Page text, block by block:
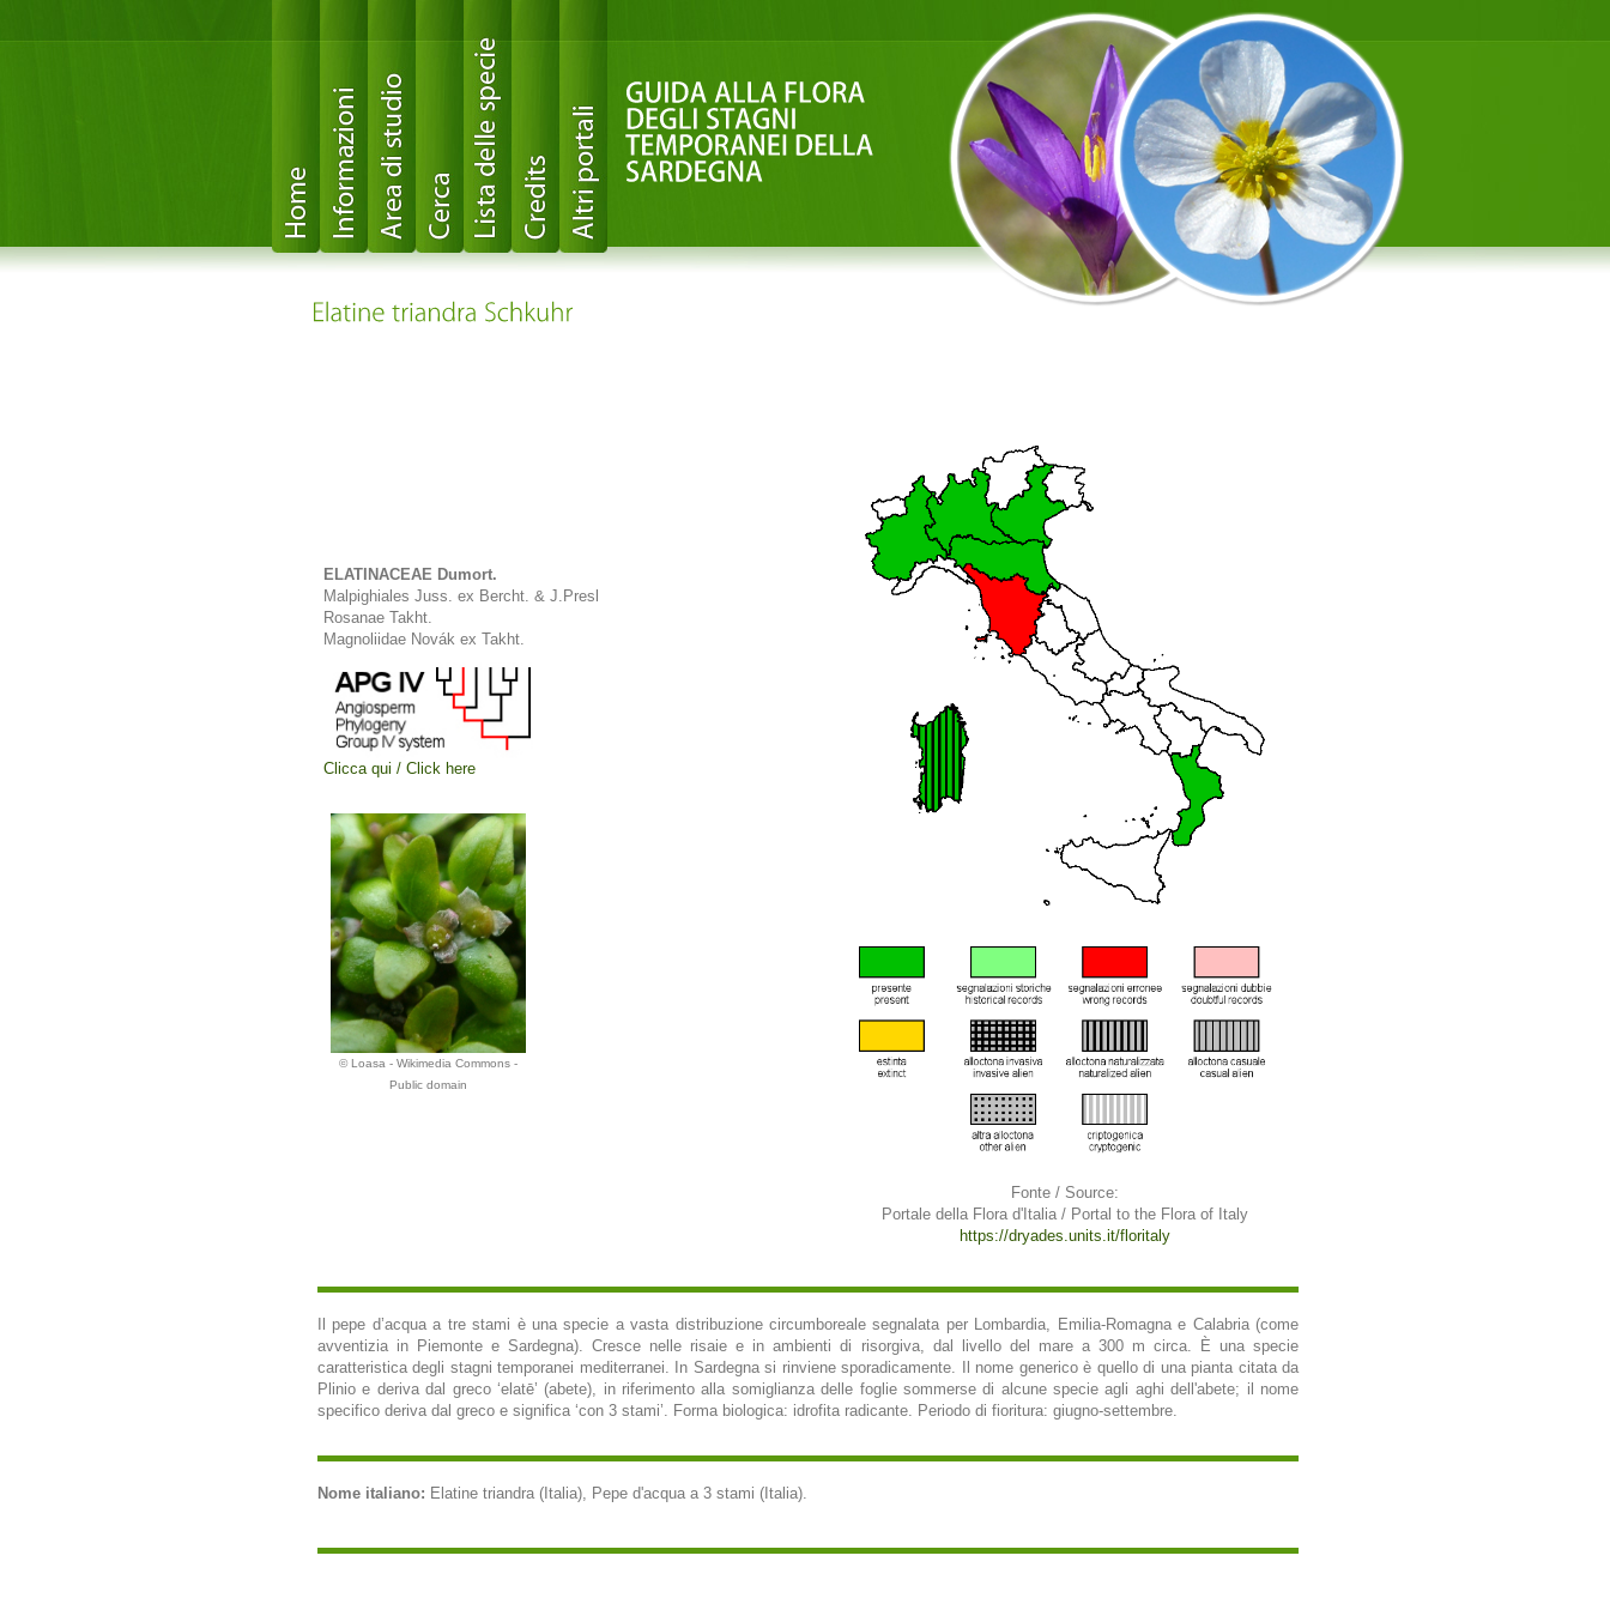
ELATINACEAE Dumort.
Malpighiales Juss. ex Bercht. & J.Presl
Rosanae Takht.
Magnoliidae Novák ex Takht.
Clicca qui / Click here
© Loasa - Wikimedia Commons -
Public domain
Fonte / Source:
Portale della Flora d'Italia / Portal to the Flora of Italy
https://dryades.units.it/floritaly
Il pepe d’acqua a tre stami è una specie a vasta distribuzione circumboreale segnalata per Lombardia, Emilia-Romagna e Calabria (come
avventizia in Piemonte e Sardegna). Cresce nelle risaie e in ambienti di risorgiva, dal livello del mare a 300 m circa. È una specie
caratteristica degli stagni temporanei mediterranei. In Sardegna si rinviene sporadicamente. Il nome generico è quello di una pianta citata da
Plinio e deriva dal greco ‘elatē’ (abete), in riferimento alla somiglianza delle foglie sommerse di alcune specie agli aghi dell'abete; il nome
specifico deriva dal greco e significa ‘con 3 stami’. Forma biologica: idrofita radicante. Periodo di fioritura: giugno-settembre.
Nome italiano: Elatine triandra (Italia), Pepe d'acqua a 3 stami (Italia).